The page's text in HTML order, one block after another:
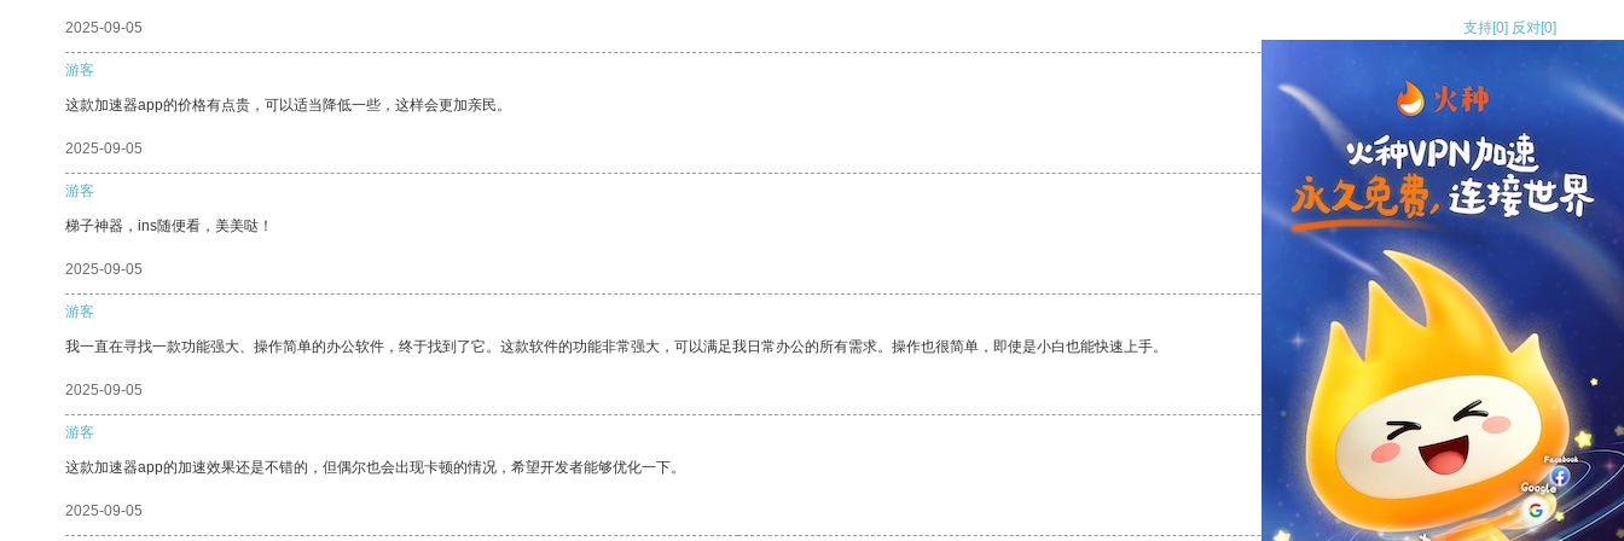
2025-09-05 支持[0] 反对[0]
游客
这款加速器app的价格有点贵，可以适当降低一些，这样会更加亲民。
2025-09-05 支持[0] 反对
游客
梯子神器，ins随便看，美美哒！
2025-09-05 支持
游客
我一直在寻找一款功能强大、操作简单的办公软件，终于找到了它。这款软件的功能非常强大，可以满足我日常办公的所有需求。操作也很简单，即使是小白也能快速上手。
2025-09-05 反对 [0]
游客
这款加速器app的加速效果还是不错的，但偶尔也会出现卡顿的情况，希望开发者能够优化一下。
2025-09-05 支持[0] 反对[0]